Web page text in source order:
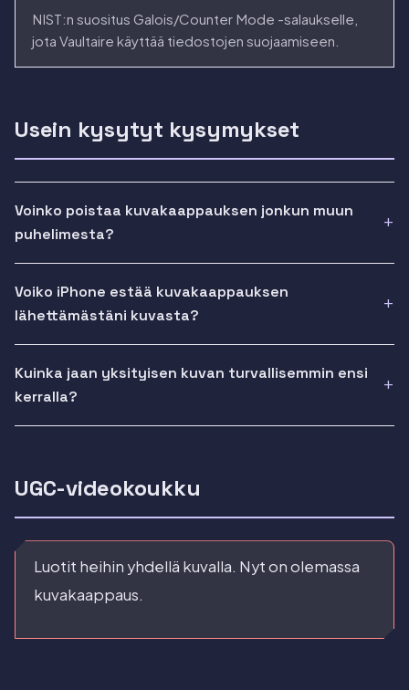
NIST:n suositus Galois/Counter Mode -salaukselle,
jota Vaultaire käyttää tiedostojen suojaamiseen.
Usein kysytyt kysymykset
Voinko poistaa kuvakaappauksen jonkun muun
puhelimesta?
Voiko iPhone estää kuvakaappauksen
lähettämästäni kuvasta?
Kuinka jaan yksityisen kuvan turvallisemmin ensi
kerralla?
UGC-videokoukku
Luotit heihin yhdellä kuvalla. Nyt on olemassa
kuvakaappaus.